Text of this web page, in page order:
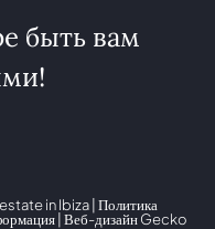
быть вам
in Ibiza |Политика
| Веб-дизайнGecko